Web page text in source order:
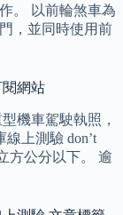
。 以前輪煞車為
，並同時使用前
網站
機車駕駛執照，
上測驗 don’t
方公分以下。 逾